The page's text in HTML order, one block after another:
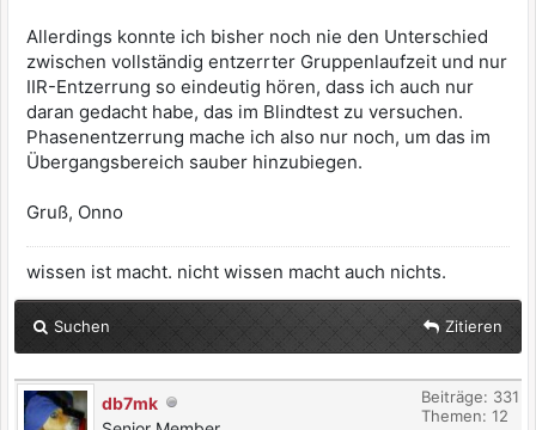
Allerdings konnte ich bisher noch nie den Unterschied
zwischen vollständig entzerrter Gruppenlaufzeit und nur
IIR-Entzerrung so eindeutig hören, dass ich auch nur
daran gedacht habe, das im Blindtest zu versuchen.
Phasenentzerrung mache ich also nur noch, um das im
Übergangsbereich sauber hinzubiegen.
Gruß, Onno
wissen ist macht. nicht wissen macht auch nichts.
Suchen Zitieren
db7mk
Beiträge: 331
Themen: 12